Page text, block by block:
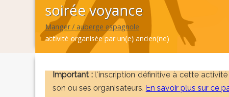
soirée voyance
Manger / auberge espagnole
activité organisée par un(e) ancien(ne)
Important : l'inscription définitive à cette
son ou ses organisateurs. En savoir plus sur ce